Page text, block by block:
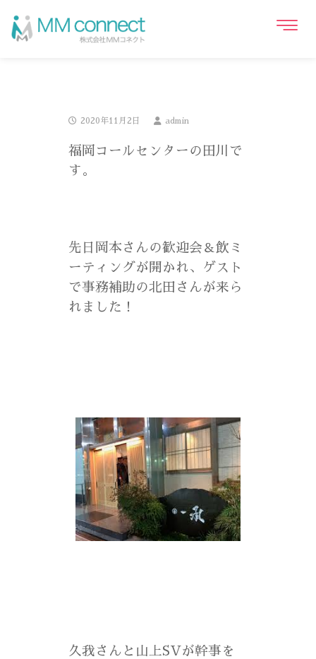
2020年11月2日 admin
福岡コールセンターの田川で
す。
先日岡本さんの歓迎会＆飲ミ
ーティングが開かれ、ゲスト
で事務補助の北田さんが来ら
れました！
久我さんと山上SVが幹事を